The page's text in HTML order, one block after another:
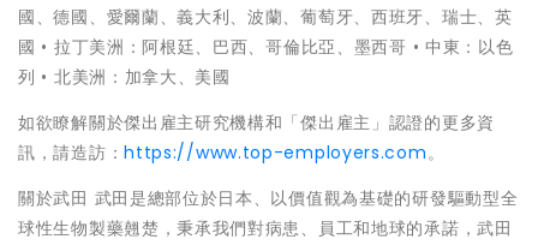
國、德國、愛爾蘭、義大利、波蘭、葡萄牙、西班牙、瑞士、英
國 • 拉丁美洲：阿根廷、巴西、哥倫比亞、墨西哥 • 中東：以色
列 • 北美洲：加拿大、美國
如欲瞭解關於傑出雇主研究機構和「傑出雇主」認證的更多資
訊，請造訪：https://www.top-employers.com。
關於武田 武田是總部位於日本、以價值觀為基礎的研發驅動型全
球性生物製藥翹楚，秉承我們對病患、員工和地球的承諾，武田